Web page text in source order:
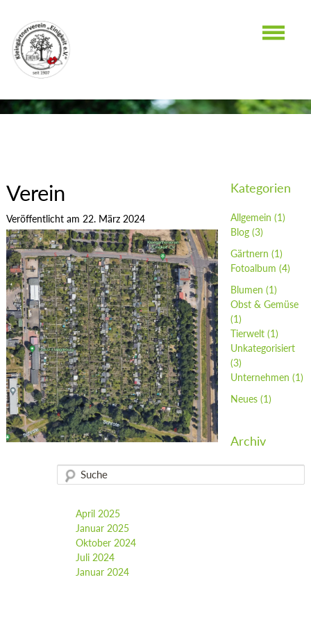
BLOG
Verein
Veröffentlicht am 22. März 2024
Kategorien
Allgemein (1)
Blog(3)
Gärtnern (1)
Fotoalbum (4)
Blumen (1)
Obst & Gemüse
(1)
Tierwelt(1)
Unkategorisiert
(3)
Unternehmen (1)
Neues(1)
Archiv
April 2025
Januar 2025
Oktober 2024
Juli 2024
Januar 2024